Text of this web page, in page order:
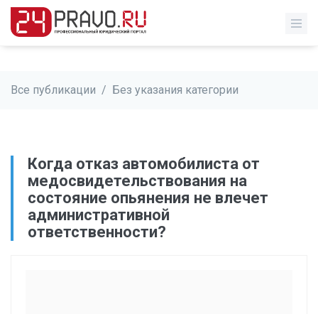
Все публикации / Без указания категории
Когда отказ автомобилиста от
медосвидетельствования на
состояние опьянения не влечет
административной
ответственности?